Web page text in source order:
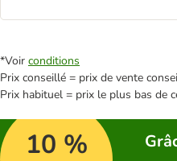
*Voir conditions
Prix conseillé = prix de vente
Prix habituel = prix le plus bas de
10 %